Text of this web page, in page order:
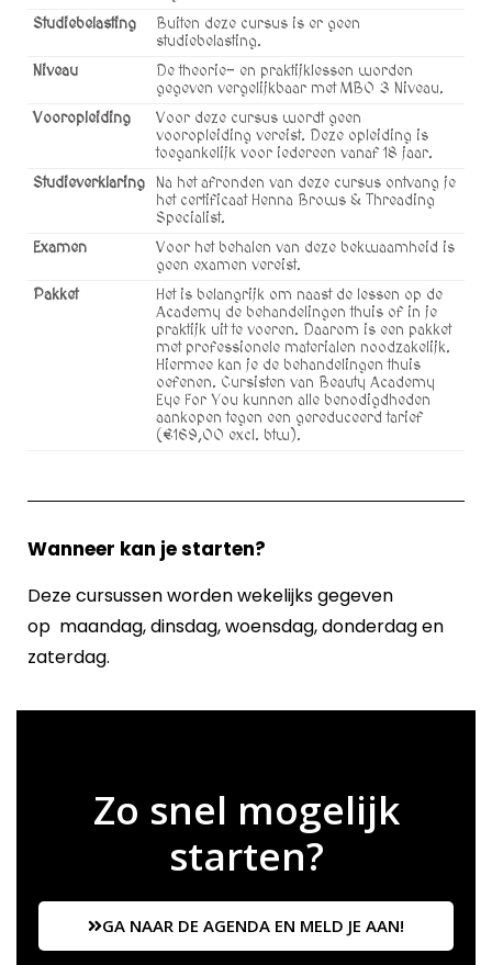
Studiebelasting
Buiten deze cursus is er geen
studiebelasting.
Niveau
De theorie- en praktijklessen worden
gegeven vergelijkbaar met MBO 3 Niveau.
Vooropleiding
Voor deze cursus wordt geen
vooropleiding vereist. Deze opleiding is
toegankelijk voor iedereen vanaf 18 jaar.
Studieverklaring
Na het afronden van deze cursus ontvang je
het certificaat Henna Brows & Threading
Specialist.
Examen
Voor het behalen van deze bekwaamheid is
geen examen vereist.
Pakket
Het is belangrijk om naast de lessen op de
Academy de behandelingen thuis of in je
praktijk uit te voeren. Daarom is een pakket
met professionele materialen noodzakelijk.
Hiermee kan je de behandelingen thuis
oefenen. Cursisten van Beauty Academy
Eye For You kunnen alle benodigdheden
aankopen tegen een gereduceerd tarief
(€169,00 excl. btw).
Wanneer kan je starten?
Deze cursussen worden wekelijks gegeven
op maandag, dinsdag, woensdag, donderdag en
zaterdag.
Zo snel mogelijk
starten?
GA NAAR DE AGENDA EN MELD JE AAN!